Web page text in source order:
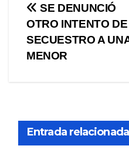
Navegación
de
entradas
SE DENUNCIÓ
OTRO INTENTO DE
SECUESTRO A
MENOR
Entrada relacionada